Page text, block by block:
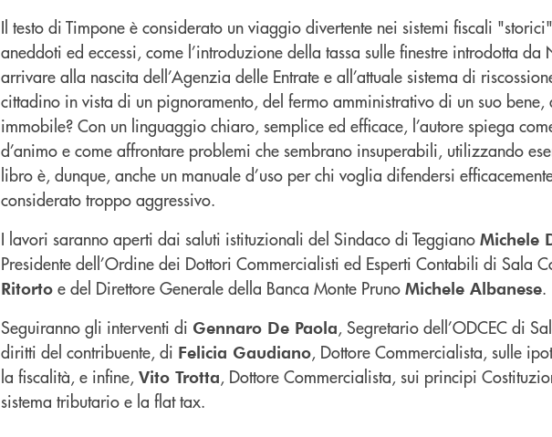
Il testo di Timpone è considerato un viaggio divertente nei sistemi fiscali
aneddoti ed eccessi, come l’introduzione della tassa sulle finestre introdotta
arrivare alla nascita dell’Agenzia delle Entrate e all’attuale sistema di
cittadino in vista di un pignoramento, del fermo amministrativo di un suo bene,
immobile? Con un linguaggio chiaro, semplice ed efficace, l’autore spiega
d’animo e come affrontare problemi che sembrano insuperabili, utilizzando
libro è, dunque, anche un manuale d’uso per chi voglia difendersi
considerato troppo aggressivo.
I lavori saranno aperti dai saluti istituzionali del Sindaco di Teggiano Michele
Presidente dell’Ordine dei Dottori Commercialisti ed Esperti Contabili di Sala
Ritorto e del Direttore Generale della Banca Monte Pruno Michele Albanese.
Seguiranno gli interventi di Gennaro De Paola, Segretario dell’ODCEC di
diritti del contribuente, di Felicia Gaudiano, Dottore Commercialista, sulle
la fiscalità, e infine, Vito Trotta, Dottore Commercialista, sui principi
sistema tributario e la flat tax.